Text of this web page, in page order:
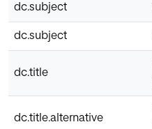
dc.subject
dc.subject
dc.title
dc.title.alternative